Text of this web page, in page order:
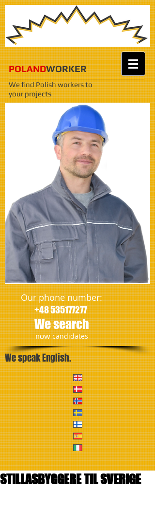
POLANDWORKER
We find Polish workersto
your projects
Our phone number:
+48 535177277
We search
​nowcandidates
We speak English.
STILLASBYGGERE TIL SVERIGE